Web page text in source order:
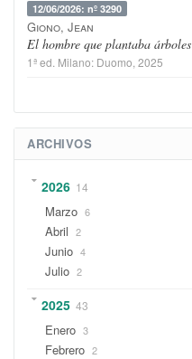
12/06/2026: nº 3290
Giono, Jean
El hombre que plantaba árboles
1ª ed. Milano: Duomo , 2025
ARCHIVOS
2026 14
Marzo 6
Abril 2
Junio 4
Julio 2
2025 43
Enero 3
Febrero 2